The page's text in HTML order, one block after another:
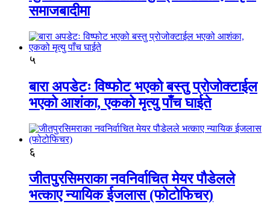
समाजबादीमा
५
बारा अपडेटः विष्फोट भएको बस्तु प्रोजोक्टाईल
भएको आशंका, एकको मृत्यु पाँच घाईते
६
जीतपुरसिमराका नवनिर्वाचित मेयर पौडेलले
भत्काए न्यायिक ईजलास (फोटोफिचर)